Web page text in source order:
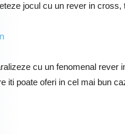
jocul cu un rever in cross,
cu un fenomenal rever
iti poate oferi in cel mai bun